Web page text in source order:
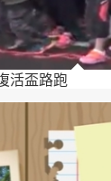
活盃路跑